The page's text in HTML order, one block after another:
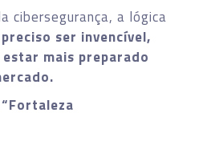
cibersegurança, a lógica
ser invencível,
mais preparado